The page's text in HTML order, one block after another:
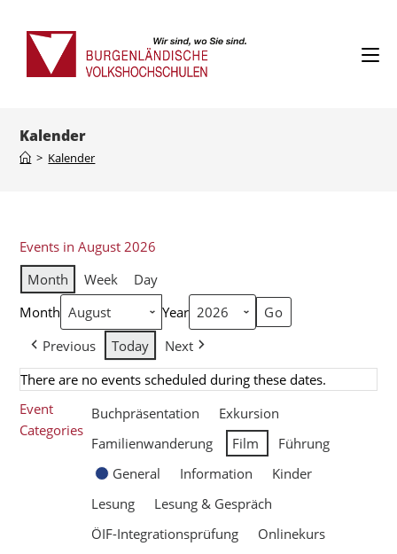
Kalender
> Kalender
Events in August 2026
Month
Week
Day
Month
Year
Previous
Today
Next
There are no events scheduled during these dates.
Event
Categories
Buchpräsentation
Exkursion
Familienwanderung
Film
Führung
General
Information
Kinder
Lesung
Lesung & Gespräch
ÖIF-Integrationsprüfung
Onlinekurs